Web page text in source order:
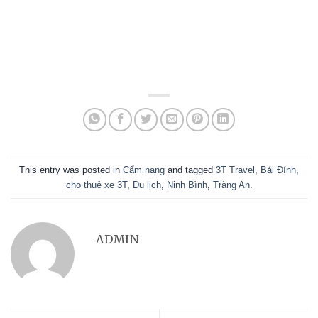
This entry was posted in Cẩm nang and tagged 3T Travel , Bái Đính,
cho thuê xe 3T, Du lịch, Ninh Bình, Tràng An.
ADMIN